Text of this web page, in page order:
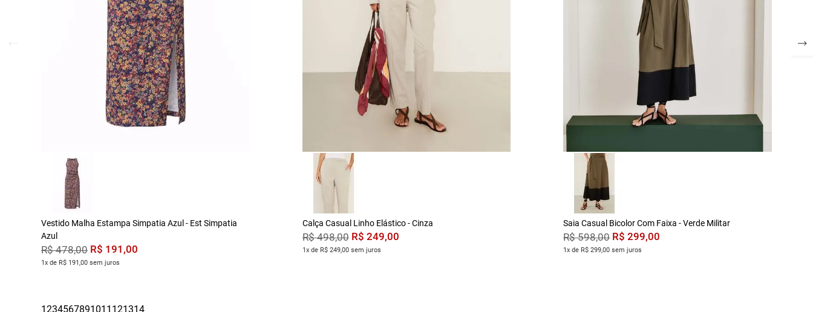
Vestido Malha Estampa Simpatia Azul - Est Simpatia
Azul
R$ 478,00 R$ 191 ,00
1x de R$ 191,00 sem juros
Calça Casual Linho Elástico - Cinza
R$ 498,00 R$ 249,00
1x de R$ 249,00 sem juros
Saia Casual Bicolor Com Faixa - Verde Militar
R$ 598,00 R$ 299,00
1x de R$ 299,00 sem juros